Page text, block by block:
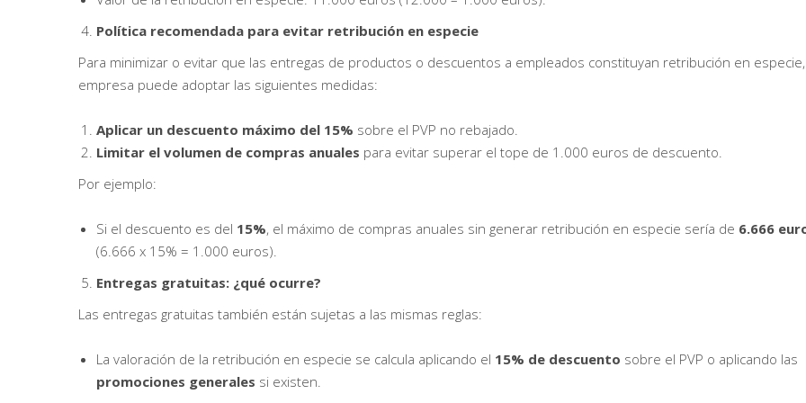
Política recomendada para evitar retribución en especie
Para minimizar o evitar que las entregas de productos o descuentos a empleados constituyan retribución en
empresa puede adoptar las siguientes medidas:
Aplicar un descuento máximo del 15% sobre el PVP no rebajado.
Limitar el volumen de compras anuales para evitar superar el tope de 1.000 euros de descuento.
Por ejemplo:
Si el descuento es del 15%, el máximo de compras anuales sin generar retribución en especie sería de 6.666
(6.666 x 15% = 1.000 euros).
Entregas gratuitas: ¿qué ocurre?
Las entregas gratuitas también están sujetas a las mismas reglas:
La valoración de la retribución en especie se calcula aplicando el 15% de descuento sobre el PVP o aplicando las
promociones generales si existen.